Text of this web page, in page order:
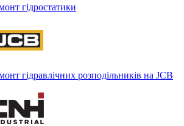
гідростатики
гідравлічних розподільників на JCB